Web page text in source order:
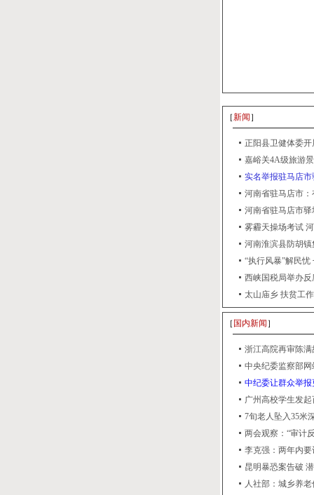
［新闻 ］
正阳县卫健体委开
嘉峪关4A级旅游
实名举报驻马店
河南省驻马店市
河南省驻马店市驿
雾霾天操场考试
河南淮滨县防胡
“执行风暴”解民
西峡国税局举办
太山庙乡 扶贫工
［ 国内新闻 ］
浙江高院再审陈
中央纪委监察部网
中纪委让群众举报
广州高校学生发
7旬老人坠入35米
两会观察：“审计
李克强：两年内
昆明暴恐案告破
人社部：城乡养